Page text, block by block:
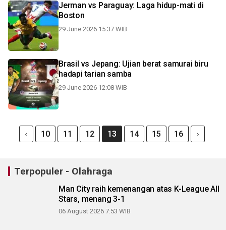
Jerman vs Paraguay: Laga hidup-mati di
Boston
29 June 2026 15:37 WIB
Brasil vs Jepang: Ujian berat samurai biru
hadapi tarian samba
29 June 2026 12:08 WIB
10 11 12 13 14 15 16
Terpopuler - Olahraga
Man City raih kemenangan atas K-League All
Stars, menang 3-1
06 August 2026 7:53 WIB